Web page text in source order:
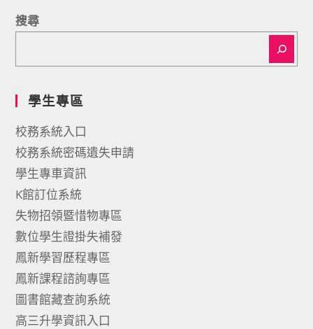
搜尋
學生專區
校務系統入口
校務系統密碼遺失申請
學生專車資訊
K館訂位系統
失物招領暨惜物專區
數位學生證掛失補發
鳳新學習歷程專區
鳳新課程諮詢專區
圖書館藏查詢系統
高三升學資訊入口